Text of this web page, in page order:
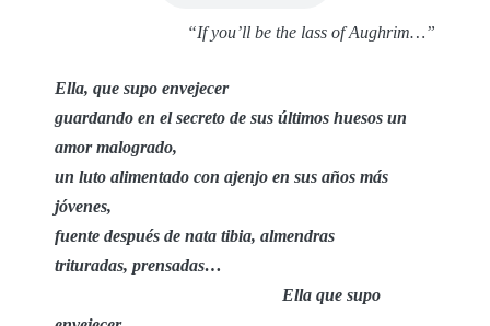
“If you’ll be the lass of Aughrim…”
Ella, que supo envejecer
guardando en el secreto de sus últimos huesos un
amor malogrado,
un luto alimentado con ajenjo en sus años más
jóvenes,
fuente después de nata tibia, almendras
trituradas, prensadas…
Ella que supo